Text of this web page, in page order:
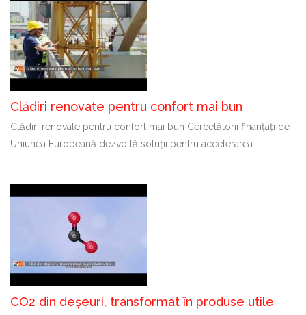
Clădiri renovate pentru confort mai bun
Clădiri renovate pentru confort mai bun Cercetătorii finanțați de
Uniunea Europeană dezvoltă soluții pentru accelerarea
CO2 din deșeuri, transformat în produse utile